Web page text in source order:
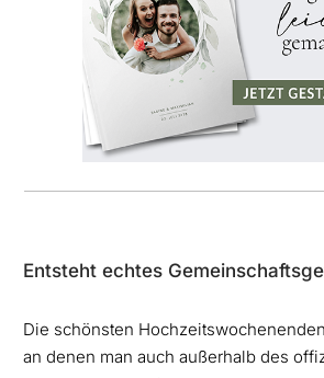
Entsteht echtes
Die schönsten
an denen man auch außerhalb des